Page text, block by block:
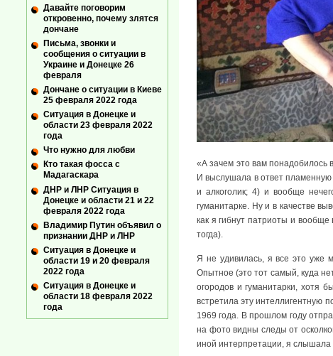
«А зачем это вам понадобилось
И выслушала в ответ пламенную
и алкоголик; 4) и вообще
гуманитарке. Ну и в качестве
как я гибнут патриоты и
тогда).
Я не удивилась, я все это уже
Опытное (это тот самый, куда
огородов и гуманитарки, хотя
встретила эту интеллигентную
1969 года. В прошлом году
на фото видны следы от
иной интерпретации, я слышала
Давайте поговорим
откровенно, почему злятся
дончане
Письма, звонки и
сообщения о ситуации в
Украине и Донецке 26
февраля
Дончане о ситуации в Киеве
25 февраля 2022 года
Ситуация в Донецке и
области 23 февраля 2022
года
Что нужно для любви
Кто такая фосса с
Мадагаскара
ДНР и ЛНР Ситуация в
Донецке и области 21 и 22
февраля 2022 года
Владимир Путин объявил о
признании ДНР и ЛНР
Ситуация в Донецке и
области 19 и 20 февраля
2022 года
Ситуация в Донецке и
области 18 февраля 2022
года